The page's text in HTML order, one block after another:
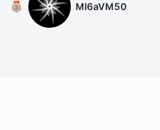
MI6aVM50